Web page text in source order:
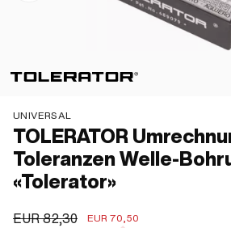
UNIVERSAL
TOLERATOR
Toleranzen Welle-
«Tolerator»
EUR 82,30 EUR 70,50